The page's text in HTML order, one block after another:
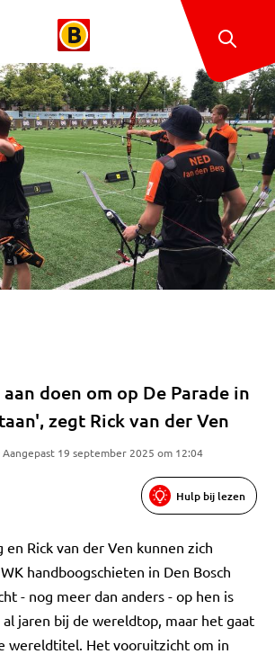
doen om op De Parade in
zegt Rick van der Ven
19 september 2025 om 12:04
Hulp bij lezen
en Rick van der Ven kunnen zich
handboogschieten in Den Bosch
- nog meer dan anders - op hen is
jaren bij de wereldtop, maar het gaat
wereldtitel. Het vooruitzicht om in